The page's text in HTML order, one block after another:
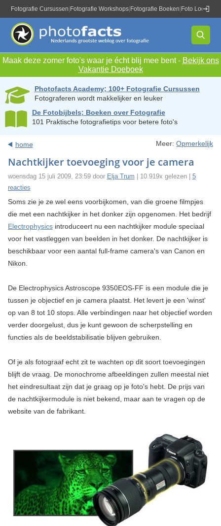
Fotografie Cursussen Fotografie Workshops Fotografie Boeken Foto Locaties
Maak deze zomer foto's waar je écht blij mee bent - Bekijk ons
Vakantie Doeboek
Photofacts Academy; 100+ Fotografie Cursussen
Fotograferen wordt makkelijker en leuker
De Fotobijbels; Boeken over Fotografie
101 Praktische fotografietips voor betere foto's
home Meer:Opmerkelijk
Nachtkijker toevoeging voor je camera
woensdag 15 juli 2009, 23:59 door Elja Trum | 10.919x gelezen | 5
reacties
Soms zie je ze wel eens voorbijkomen, van die groene filmpjes
die met een nachtkijker in het donker zijn opgenomen. Het bedrijf
Electrophysicsintroduceert nu een nachtkijker module speciaal
voor het vastleggen van beelden in het donker. De nachtkijker is
beschikbaar voor een aantal full-frame camera's van Canon en
Nikon.
De Electrophysics Astroscope 9350EOS-FF is een module die je
tussen je objectief en je camera plaatst. Het levert je een 'winst'
op van 8 tot 10 stops. Alle verbindingen naar het objectief worden
verder doorgelust, dus je kunt gewoon de scherpstelling en
functies als de beeldstabilisatie blijven gebruiken.
Of je als fotograaf echt zit te wachten op dit soort toevoegingen
blijft de vraag. De monochrome afbeeldingen zullen meestal niet
het eindresultaat zijn dat je graag op je foto's hebt. De prijs van
de nachtkijkermodule is niet bekend, maar aan te vragen op de
website van de fabrikant.